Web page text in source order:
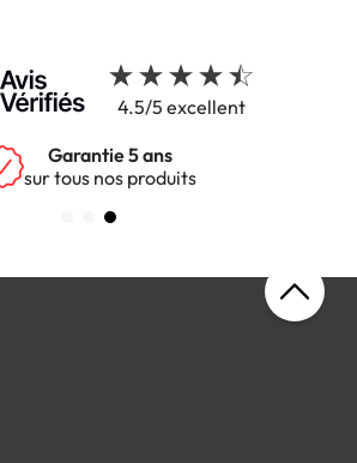
4.5/5 excellent
Garantie 5 ans
sur tous nos produits